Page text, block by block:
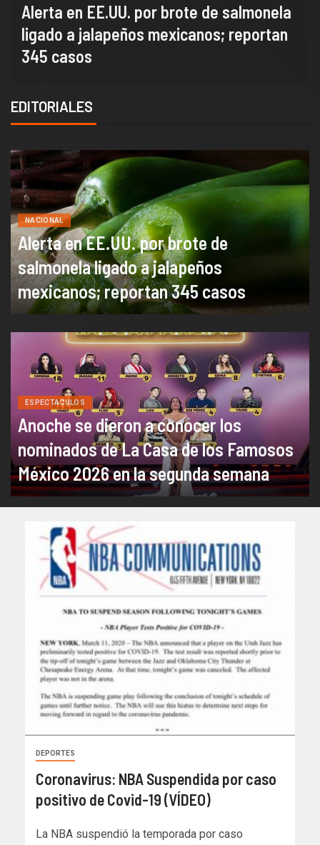
Alerta en EE.UU. por brote de salmonela
ligado a jalapeños mexicanos; reportan
345 casos
EDITORIALES
NACIONAL
Alerta en EE.UU. por brote de
salmonela ligado a jalapeños
mexicanos; reportan 345 casos
ESPECTACULOS
Anoche se dieron a conocer los
nominados de La Casa de los Famosos
México 2026 en la segunda semana
DEPORTES
Coronavirus: NBA Suspendida por caso
positivo de Covid-19 (VÍDEO)
La NBA suspendió la temporada por caso